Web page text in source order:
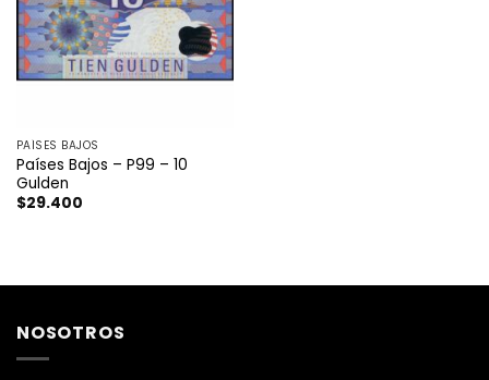
PAÍSES BAJOS
Países Bajos – P99 – 10
Gulden
$29.400
NOSOTROS